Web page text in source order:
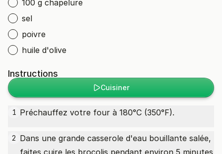
100 g chapelure
sel
poivre
huile d'olive
Instructions
Cuisiner
1 Préchauffez votre four à 180°C (350°F).
2 Dans une grande casserole d'eau bouillante salée,
faites cuire les brocolis pendant environ 5 minutes